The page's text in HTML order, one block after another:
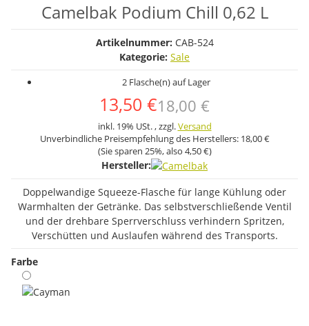
Camelbak Podium Chill 0,62 L
Artikelnummer: CAB-524
Kategorie: Sale
2 Flasche(n) auf Lager
13,50 €18,00 €
inkl. 19% USt. , zzgl.Versand
Unverbindliche Preisempfehlung des Herstellers: 18,00 €
(Sie sparen 25%, also 4,50 €)
Hersteller:
Doppelwandige Squeeze-Flasche für lange Kühlung oder
Warmhalten der Getränke. Das selbstverschließende Ventil
und der drehbare Sperrverschluss verhindern Spritzen,
Verschütten und Auslaufen während des Transports.
Farbe